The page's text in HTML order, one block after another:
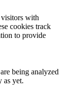
visitors with
cookies track
to provide
being analyzed
as yet.